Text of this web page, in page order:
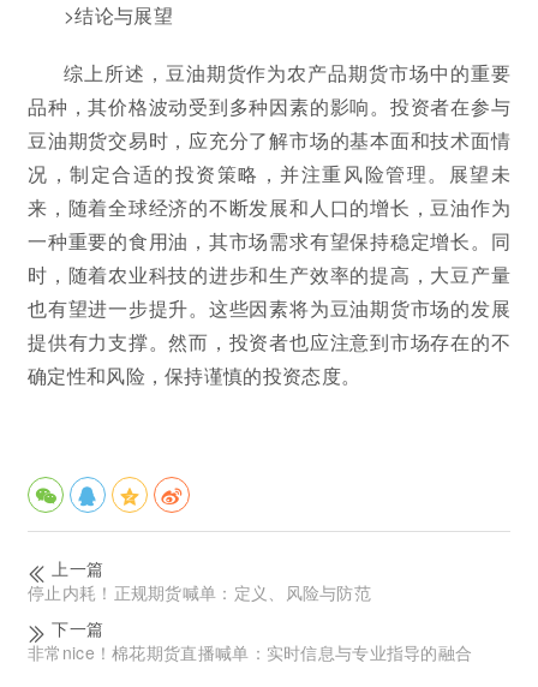
>结论与展望
综上所述，豆油期货作为农产品期货市场中的重要
品种，其价格波动受到多种因素的影响。投资者在参与
豆油期货交易时，应充分了解市场的基本面和技术面情
况，制定合适的投资策略，并注重风险管理。展望未
来，随着全球经济的不断发展和人口的增长，豆油作为
一种重要的食用油，其市场需求有望保持稳定增长。同
时，随着农业科技的进步和生产效率的提高，大豆产量
也有望进一步提升。这些因素将为豆油期货市场的发展
提供有力支撑。然而，投资者也应注意到市场存在的不
确定性和风险，保持谨慎的投资态度。
上一篇
停止内耗！正规期货喊单：定义、风险与防范
下一篇
非常nice！棉花期货直播喊单：实时信息与专业指导的融合